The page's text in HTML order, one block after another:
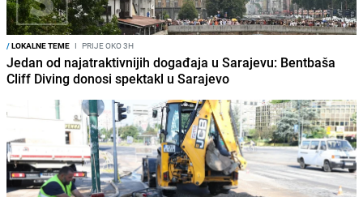
/LOKALNE TEME I PRIJE OKO 3H
Jedan od najatraktivnijih događaja u Sarajevu: Bentbaša
Cliff Diving donosi spektakl u Sarajevo